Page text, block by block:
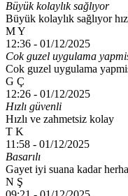
Büyük kolaylık sağlıyor
Büyük kolaylık sağlıyor
M Y
12:36 - 01/12/2025
Cok guzel uygulama
Cok guzel uygulama
G Ç
12:26 - 01/12/2025
Hızlı güvenli
Hızlı ve zahmetsiz kolay
T K
11:58 - 01/12/2025
Basarılı
Gayet iyi suana kadar
N Ş